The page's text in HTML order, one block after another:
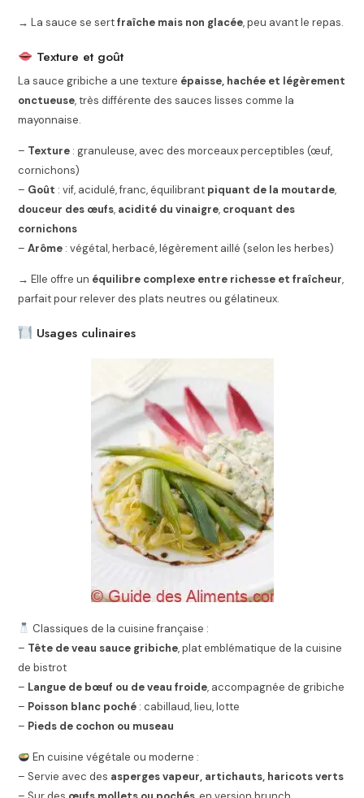
→ La sauce se sertfraîche mais non glacée, peu avant le repas.
Texture et goût
La sauce gribiche a une texture épaisse, hachée et légèrement
onctueuse, très différente des sauces lisses comme la
mayonnaise.
– Texture : granuleuse, avec des morceaux perceptibles (œuf,
cornichons)
– Goût : vif, acidulé, franc, équilibrant piquant de la moutarde,
douceur des œufs, acidité du vinaigre, croquant des
cornichons
–Arôme : végétal, herbacé, légèrement aillé (selon les herbes)
→ Elle offre un équilibre complexe entre richesse et fraîcheur,
parfait pour relever des plats neutres ou gélatineux.
Usages culinaires
Classiques de la cuisine française :
– Tête de veau sauce gribiche, plat emblématique de la cuisine
de bistrot
– Langue de bœuf ou de veau froide, accompagnée de gribiche
– Poisson blanc poché : cabillaud, lieu, lotte
– Pieds de cochon ou museau
En cuisine végétale ou moderne :
– Servie avec des asperges vapeur, artichauts, haricots verts